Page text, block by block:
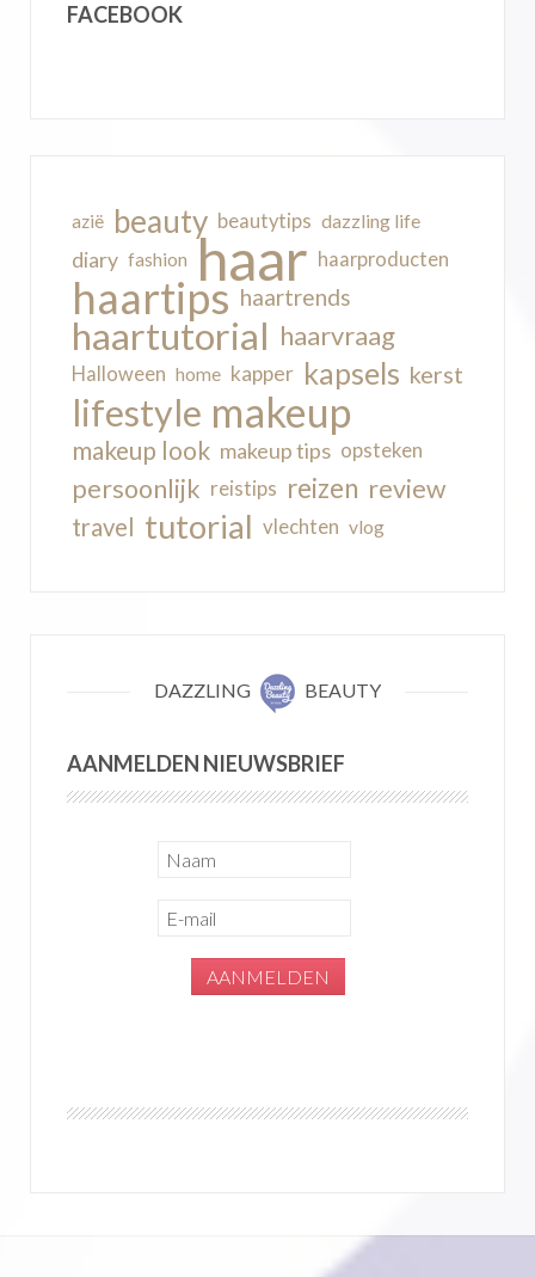
FACEBOOK
azië beauty beautytips dazzling life
diary fashion haar haarproducten
haartips haartrends
haartutorial haarvraag
Halloween home kapper kapsels kerst
lifestyle makeup
makeup look makeup tips opsteken
persoonlijk reistips reizen review
travel tutorial vlechten vlog
DAZZLING BEAUTY
AANMELDEN NIEUWSBRIEF